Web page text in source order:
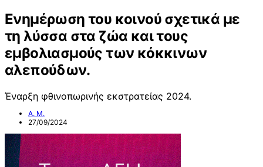
Ενημέρωση του κοινού σχετικά με
τη λύσσα στα ζώα και τους
εμβολιασμούς των κόκκινων
αλεπούδων.
Έναρξη φθινοπωρινής εκστρατείας 2024.
Α. Μ.
27/09/2024